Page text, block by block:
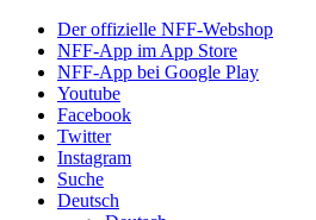
Der offizielle NFF-Webshop
NFF-App im App Store
NFF-App bei Google Play
Youtube
Facebook
Twitter
Instagram
Suche
Deutsch